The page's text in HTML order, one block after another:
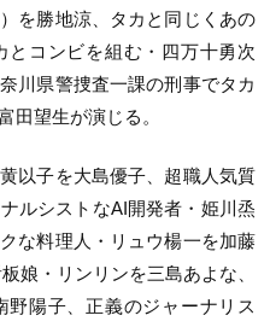
を勝地涼、タカと同じくあの
コンビを組む・四万十勇次
川県警捜査一課の刑事でタカ
田望生が演じる。
以子を大島優子、超職人気質
ルシストなAI開発者・姫川烝
な料理人・リュウ楊一を加藤
娘・リンリンを三島あよな、
陽子、正義のジャーナリス